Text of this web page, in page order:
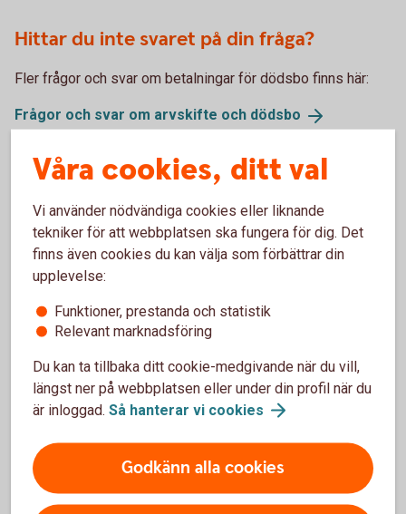
Hittar du inte svaret på din fråga?
Fler frågor och svar om betalningar för dödsbo finns här:
Frågor och svar om arvskifte och dödsbo
Hanteringstid för
betalningsuppdrag
hjälp att betala räkningar utställda till dödsboet, är 3-
5 arbetsdagar.
Här hittar du blanketter för
fullmakter
Våra cookies, ditt val
Vi använder nödvändiga cookies eller liknande
tekniker för att webbplatsen ska fungera för dig. Det
finns även cookies du kan välja som förbättrar din
upplevelse:
Funktioner, prestanda och statistik
Relevant marknadsföring
Du kan ta tillbaka ditt cookie-medgivande när du vill,
längst ner på webbplatsen eller under din profil när du
är inloggad. Så hanterar vi cookies
Godkänn alla cookies